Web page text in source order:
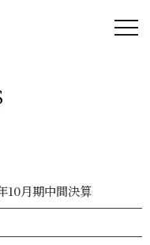
月期中間決算